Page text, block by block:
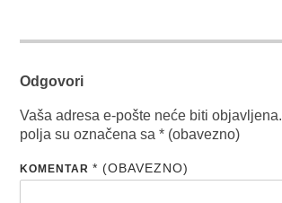
Odgovori
Vaša adresa e-pošte neće biti objavljena.
polja su označena sa* (obavezno)
KOMENTAR* (OBAVEZNO)